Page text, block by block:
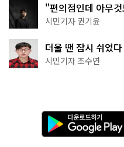
"편의점인데 아무
한 편의점의 정체
시민기자 권기윤
더울 땐 잠시 쉬었
·무더위쉼터까지
시민기자 조수연
다
운
로